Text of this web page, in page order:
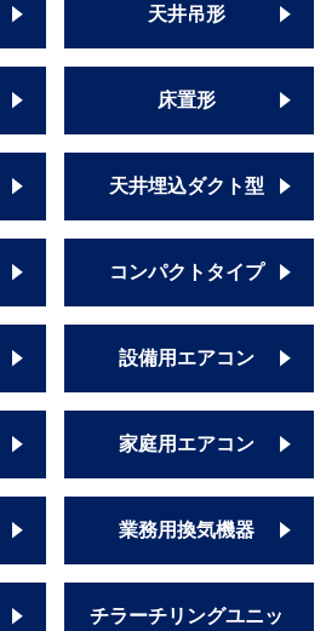
天井吊形
床置形
天井埋込ダクト型
コンパクトタイプ
設備用エアコン
家庭用エアコン
業務用換気機器
チラーチリングユニッ